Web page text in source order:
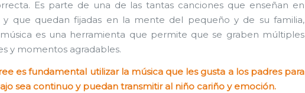
Es parte de una de las tantas canciones que enseñan en
y que quedan fijadas en la mente del pequeño y de su familia,
es una herramienta que permite que se graben múltiples
y momentos agradables.
es fundamental utilizar la música que les gusta a los padres para
sea continuo y puedan transmitir al niño cariño y emoción.